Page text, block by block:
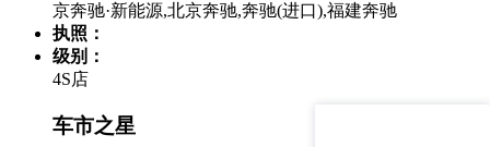
京奔驰·新能源,北京奔驰,奔驰(进口),福建奔驰
执照：
级别：
4S店
车市之星